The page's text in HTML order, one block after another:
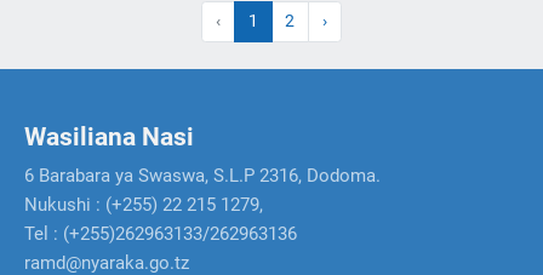
‹ 1 2 ›
Wasiliana Nasi
6 Barabara ya Swaswa, S.L.P 2316, Dodoma.
Nukushi : (+255) 22 215 1279,
Tel : (+255)262963133/262963136
ramd@nyaraka.go.tz